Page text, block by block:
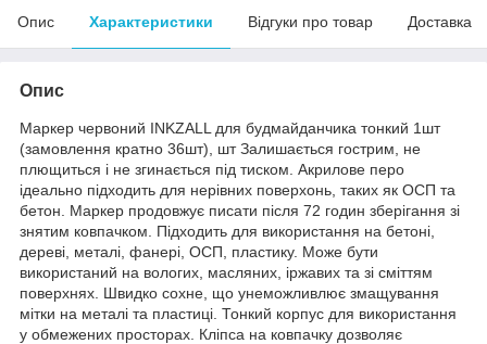
Опис Характеристики Відгуки про товар Доставка
Опис
Маркер червоний INKZALL для будмайданчика тонкий 1шт
(замовлення кратно 36шт), шт Залишається гострим, не
плющиться і не згинається під тиском. Акрилове перо
ідеально підходить для нерівних поверхонь, таких як ОСП та
бетон. Маркер продовжує писати після 72 годин зберігання зі
знятим ковпачком. Підходить для використання на бетоні,
дереві, металі, фанері, ОСП, пластику. Може бути
використаний на вологих, масляних, іржавих та зі сміттям
поверхнях. Швидко сохне, що унеможливлює змащування
мітки на металі та пластиці. Тонкий корпус для використання
у обмежених просторах. Кліпса на ковпачку дозволяє